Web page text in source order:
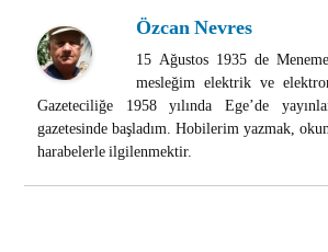
Özcan Nevres
15 Ağustos 1935 de
mesleğim elektrik ve
Gazeteciliğe 1958 yılında Ege’de
gazetesinde başladım. Hobilerim yazmak,
harabelerle ilgilenmektir.